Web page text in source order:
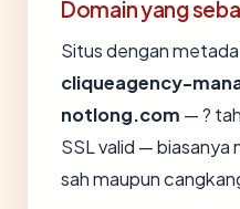
Domain yang
Situs dengan
cliqueagency-
notlong.com — ?
SSL valid — biasanya
sah maupun